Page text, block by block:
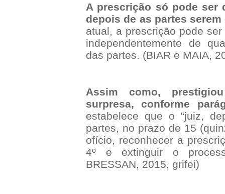
A prescrição só pode ser
depois de as partes
atual, a prescrição pode
independentemente de
das partes. (BIAR e MAIA,
Assim como,
surpresa, conforme
estabelece que o “juiz,
partes, no prazo de 15
ofício, reconhecer a
4º e extinguir o
BRESSAN, 2015, grifei)